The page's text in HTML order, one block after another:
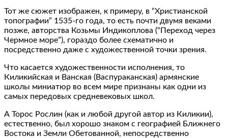
Тот же сюжет изображен, к примеру, в “Христианской
топографии” 1535-го года, то есть почти двумя веками
позже, авторства Козьмы Индикоплова (“Переход через
Чермное море”), гораздо более схематично и
посредственно даже с художественной точки зрения.
Что касается художественности исполнения, то
Киликийская и Ванская (Васпураканская) армянские
школы миниатюр во всем мире признаны как одни из
самых передовых средневековых школ.
А Торос Рослин (как и любой другой автор из Киликии),
естественно, был хорошо знаком с географией Ближнего
Востока и Земли Обетованной, непосредственно